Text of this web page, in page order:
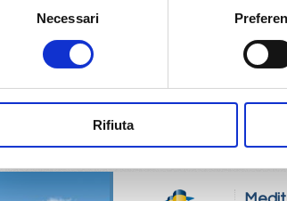
Necessari
Rifiuta
da
Trieste, Bari, Corfu, Siracusa,
14/11/2026